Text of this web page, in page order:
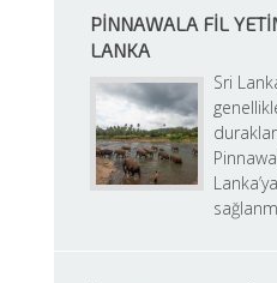
PINNAWALA FIL
LANKA
Sri